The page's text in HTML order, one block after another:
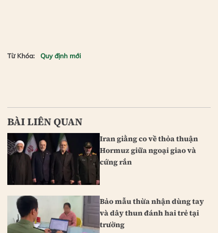
Từ Khóa: Quy định mới
BÀI LIÊN QUAN
Iran giằng co về thỏa thuận
Hormuz giữa ngoại giao và
cứng rắn
Bảo mẫu thừa nhận dùng tay
và dây thun đánh hai trẻ tại
trường